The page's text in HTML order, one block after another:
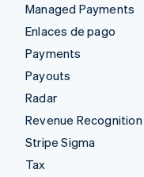
Managed Payments
Enlaces de pago
Payments
Payouts
Radar
Revenue Recognition
Stripe Sigma
Tax